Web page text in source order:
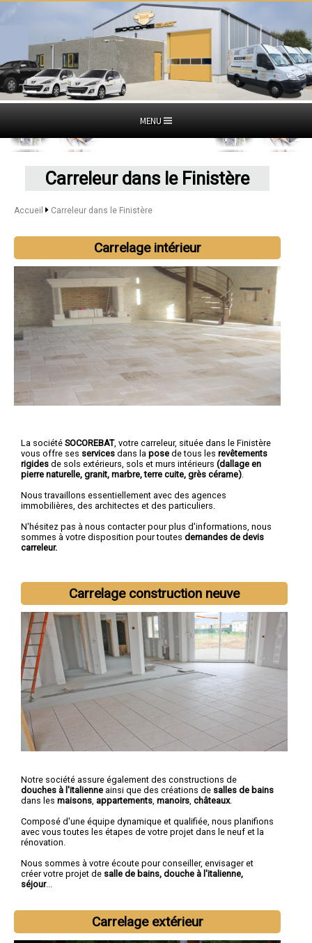
MENU
Carreleur dans le Finistère
Accueil Carreleur dans le Finistère
Carrelage intérieur
La société SOCOREBAT, votre carreleur, située dans le Finistère
vous offre ses services dans la pose de tous les revêtements
rigides de sols extérieurs, sols et murs intérieurs (dallage en
pierre naturelle, granit, marbre, terre cuite, grès cérame)
Nous travaillons essentiellement avec des agences
immobilières, des architectes et des particuliers.
N'hésitez pas à nous contacter pour plus d'informations, nous
sommes à votre disposition pour toutes demandes de devis
carreleur.
Carrelage construction neuve
Notre société assure également des constructions de
douches à l'italienne ainsi que des créations de salles de bains
dans les maisons, appartements, manoirs, châteaux.
Composé d'une équipe dynamique et qualifiée, nous planifions
avec vous toutes les étapes de votre projet dans le neuf et la
rénovation.
Nous sommes à votre écoute pour conseiller, envisager et
créer votre projet de salle de bains, douche à l'italienne,
séjour...
Carrelage extérieur